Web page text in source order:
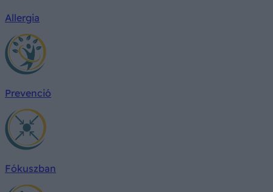
Allergia
Prevenció
Fókuszban